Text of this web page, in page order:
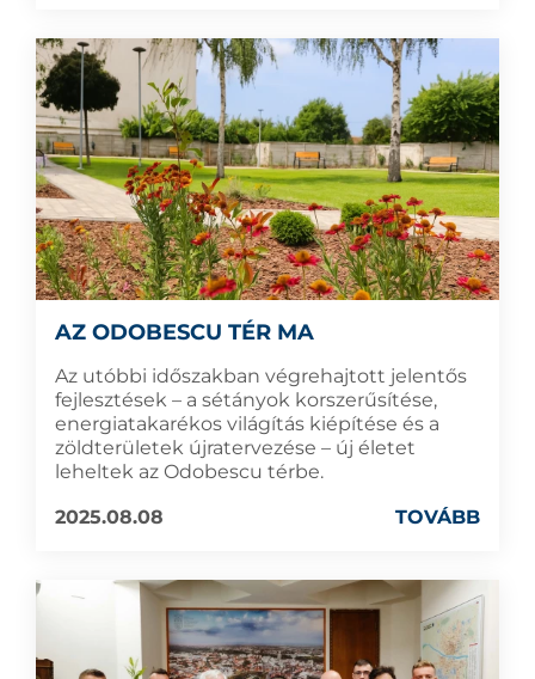
AZ ODOBESCU TÉR MA
Az utóbbi időszakban végrehajtott jelentős
fejlesztések – a sétányok korszerűsítése,
energiatakarékos világítás kiépítése és a
zöldterületek újratervezése – új életet
leheltek az Odobescu térbe.
2025.08.08
TOVÁBB